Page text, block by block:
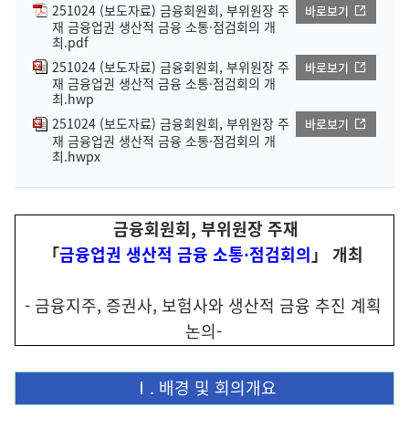
251024 (보도자료) 금융회원회, 부위원장 주
재 금융업권 생산적 금융 소통·점검회의 개
최.pdf
바로보기
251024 (보도자료) 금융회원회, 부위원장 주
재 금융업권 생산적 금융 소통·점검회의 개
최.hwp
바로보기
251024 (보도자료) 금융회원회, 부위원장 주
재 금융업권 생산적 금융 소통·점검회의 개
최.hwpx
바로보기
금융회원회, 부위원장 주재
「금융업권 생산적 금융 소통·점검회의 」 개최
- 금융지주, 증권사, 보험사와 생산적 금융 추진 계획
논의-
Ⅰ. 배경 및 회의개요